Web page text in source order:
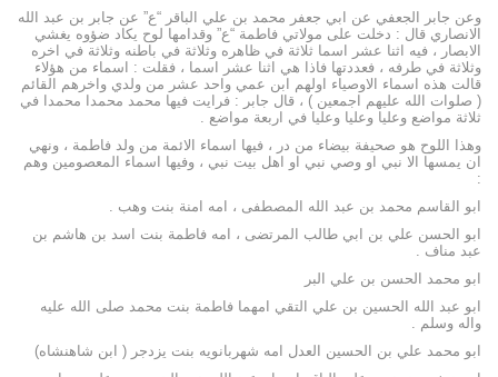
وعن جابر الجعفي عن ابي جعفر محمد بن علي الباقر “ع” عن جابر بن عبد الله
الانصاري قال : دخلت على مولاتي فاطمة “ع” وقدامها لوح يكاد ضؤوه يغشي
الابصار ، فيه اثنا عشر اسما ثلاثة في ظاهره وثلاثة في باطنه وثلاثة في اخره
وثلاثة في طرفه ، فعددتها فاذا هي اثنا عشر اسما ، فقلت : اسماء من هؤلاء
قالت هذه اسماء الاوصياء اولهم ابن عمي واحد عشر من ولدي واخرهم القائم
( صلوات الله عليهم اجمعين ) ، قال جابر : فرايت فيها محمد محمدا محمدا في
ثلاثة مواضع وعليا وعليا وعليا في اربعة مواضع .
وهذا اللوح هو صحيفة بيضاء من در ، فيها اسماء الائمة من ولد فاطمة ، ونهي
ان يمسها الا نبي او وصي نبي او اهل بيت نبي ، وفيها اسماء المعصومين وهم
:
ابو القاسم محمد بن عبد الله المصطفى ، امه امنة بنت وهب .
ابو الحسن علي بن ابي طالب المرتضى ، امه فاطمة بنت اسد بن هاشم بن
عبد مناف .
ابو محمد الحسن بن علي البر
ابو عبد الله الحسين بن علي التقي امهما فاطمة بنت محمد صلى الله عليه
واله وسلم .
ابو محمد علي بن الحسين العدل امه شهربانويه بنت يزدجر ( ابن شاهنشاه)